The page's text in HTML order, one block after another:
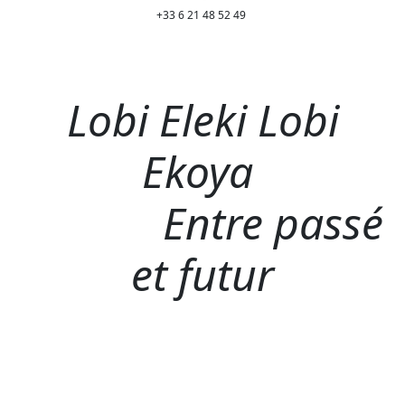
+33 6 21 48 52 49
Lobi Eleki Lobi
Ekoya
Entre passé
et futur